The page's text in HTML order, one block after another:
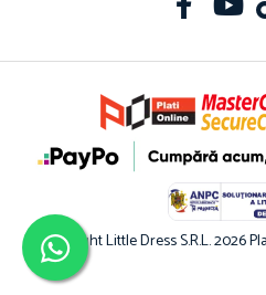
©Copyright Little Dress S.R.L. 2026